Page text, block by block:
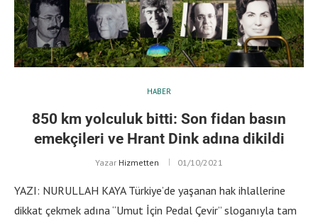
HABER
850 km yolculuk bitti: Son fidan basın
emekçileri ve Hrant Dink adına dikildi
Yazar Hizmetten 01/10/2021
YAZI: NURULLAH KAYA Türkiye’de yaşanan hak ihlallerine
dikkat çekmek adına ‘‘Umut İçin Pedal Çevir’’ sloganıyla tam